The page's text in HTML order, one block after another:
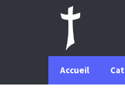
Accueil